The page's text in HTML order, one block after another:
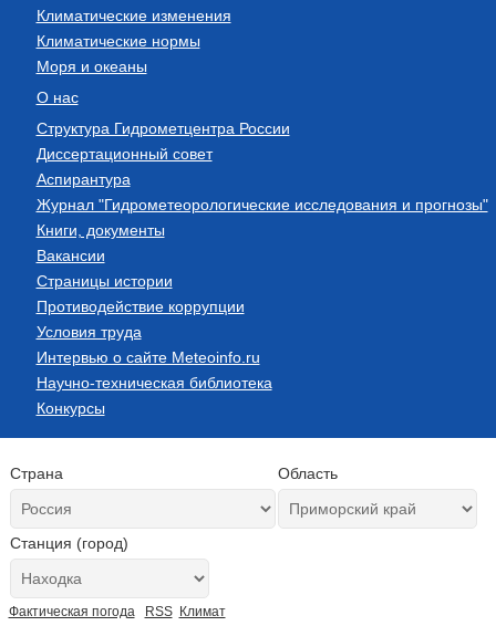
Климатические изменения
Климатические нормы
Моря и океаны
О нас
Структура Гидрометцентра России
Диссертационный совет
Аспирантура
Журнал "Гидрометеорологические исследования и прогнозы"
Книги, документы
Вакансии
Страницы истории
Противодействие коррупции
Условия труда
Интервью о сайте Meteoinfo.ru
Научно-техническая библиотека
Конкурсы
Страна Область
Станция (город)
Фактическая погода RSS Климат